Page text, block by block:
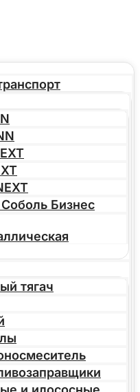
Соболь Бизнес
тягач